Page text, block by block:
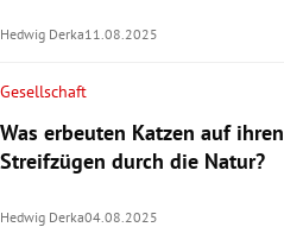
Hedwig Derka11.08.2025
Gesellschaft
Was erbeuten Katzen auf ihren
Streifzügen durch die Natur?
Hedwig Derka04.08.2025